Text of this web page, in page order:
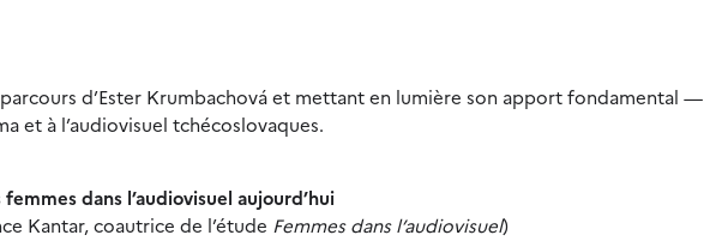
d’Ester Krumbachová et mettant en lumière son apport fondamental —
et à l’audiovisuel tchécoslovaques.
dans l’audiovisuel aujourd’hui
Kantar, coautrice de l’étude Femmes dans l’audiovisuel)